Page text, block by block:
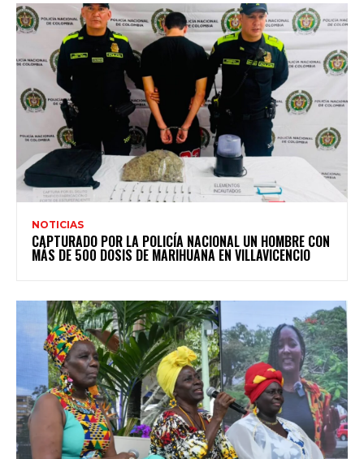
NOTICIAS
CAPTURADO POR LA POLICÍA NACIONAL UN HOMBRE CON
MÁS DE 500 DOSIS DE MARIHUANA EN VILLAVICENCIO